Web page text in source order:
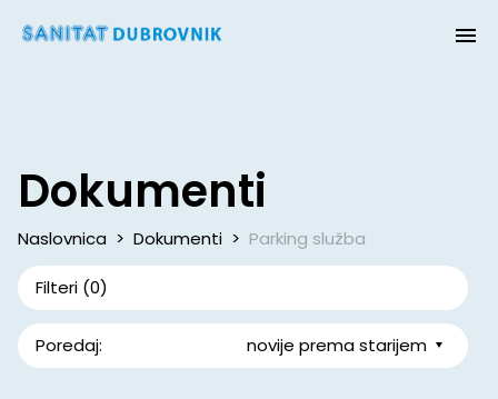
Dokumenti
Naslovnica > Dokumenti > Parking služba
Filteri (0)
Poredaj: novije prema starijem